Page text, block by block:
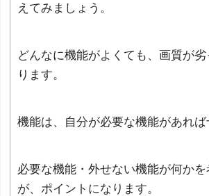
えてみましょう。
どんなに機能がよくても、画質が
ります。
機能は、自分が必要な機能があれば
必要な機能・外せない機能が何かを
が、ポイントになります。